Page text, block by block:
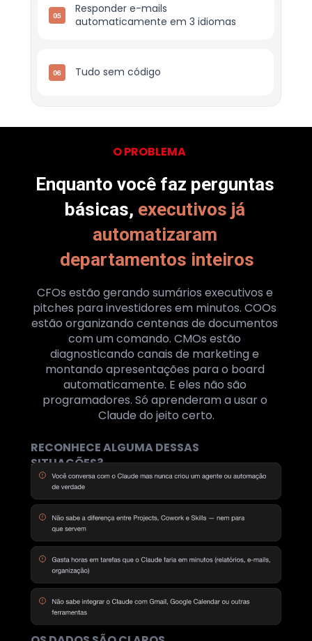
Responder e-mails
automaticamente em 3 idiomas
Tudo sem código
O PROBLEMA
Enquanto você faz perguntas
básicas, executivos já
automatizaram
departamentos inteiros
CFOs estão gerando sumários executivos e
pitches para investidores em minutos. COOs
estão organizando centenas de documentos
com um comando. CMOs estão
diagnosticando canais de marketing e
montando apresentações para o board
automaticamente. E eles não são
programadores. Só aprenderam a usar o
Claude do jeito certo.
RECONHECE ALGUMA DESSAS
SITUAÇÕES?